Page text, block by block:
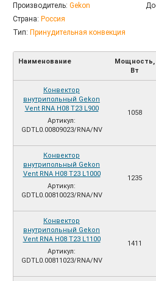
Производитель: Gekon
Страна: Россия
Тип: Принудительная конвекция
Наименование
Мощность,
Вт
Конвектор
внутрипольный Gekon
Vent RNA H08 T23 L900
Артикул:
GDTL0.00809023/RNA/NV
1058
Конвектор
внутрипольный Gekon
Vent RNA H08 T23 L1000
Артикул:
GDTL0.00810023/RNA/NV
1235
Конвектор
внутрипольный Gekon
Vent RNA H08 T23 L1100
Артикул:
GDTL0.00811023/RNA/NV
1411